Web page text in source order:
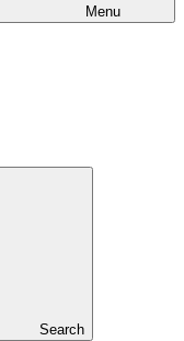
Menu
Search